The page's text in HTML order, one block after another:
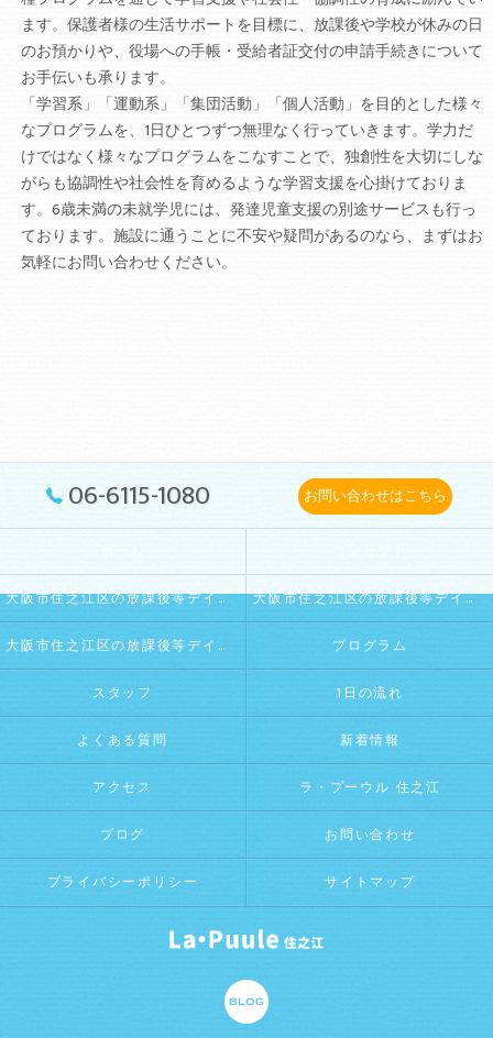
ます。保護者様の生活サポートを目標に、放課後や学校が休みの日
のお預かりや、役場への手帳・受給者証交付の申請手続きについて
お手伝いも承ります。
「学習系」「運動系」「集団活動」「個人活動」を目的とした様々
なプログラムを、1日ひとつずつ無理なく行っていきます。学力だ
けではなく様々なプログラムをこなすことで、独創性を大切にしな
がらも協調性や社会性を育めるような学習支援を心掛けておりま
す。6歳未満の未就学児には、発達児童支援の別途サービスも行っ
ております。施設に通うことに不安や疑問があるのなら、まずはお
気軽にお問い合わせください。
06-6115-1080 お問い合わせはこちら
大阪市住之江区の放課後等デイサービス･La・Puule 住之江の口コミ情報 大阪市住之江区の放課後等デイサービス･La・Puule 住之江の評判
大阪市住之江区の放課後等デイサービス･La・Puule 住之江のお客様の声 プログラム
スタッフ 1日の流れ
よくある質問 新着情報
アクセス ラ・プーウル 住之江
ブログ お問い合わせ
プライバシーポリシー サイトマップ